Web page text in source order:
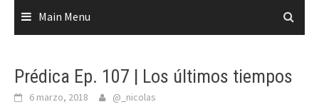
Main Menu
Prédica Ep. 107 | Los últimos tiempos
6 marzo, 2018 @_nicolas